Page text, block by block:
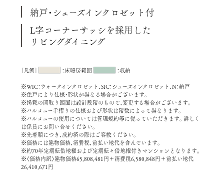
納戸・シューズインクロゼット付
L字コーナーサッシを採用した
リビングダイニング
［凡例］ ：床暖房範囲 ：収納
※WIC：ウォークインクロゼット、SIC：シューズインクロゼット、N：納戸
※住戸により仕様・形状が異なる場合がございます。
※掲載の間取り図面は設計段階のもので、変更する場合がございます。
※バルコニー手摺りの仕様および形状は階数によって異なります。
※バルコニーの使用については管理規約等に従っていただきます。詳しく
は係員にお問い合せください。
※先着順につき、成約済の際はご容赦ください。
※価格には建物価格、消費税、前払い地代を含んでいます。
※約70年定期転借地権および定期転々借地権付きマンションとなります。
※（価格内訳）建物価格65,808,481円＋消費税6,580,848円＋前払い地代
26,410,671円